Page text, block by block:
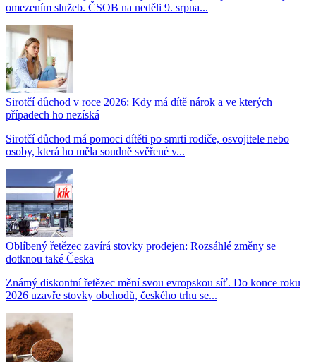
omezením služeb. ČSOB na neděli 9. srpna...
Sirotčí důchod v roce 2026: Kdy má dítě nárok a ve kterých
případech ho nezíská
Sirotčí důchod má pomoci dítěti po smrti rodiče, osvojitele nebo
osoby, která ho měla soudně svěřené v...
Oblíbený řetězec zavírá stovky prodejen: Rozsáhlé změny se
dotknou také Česka
Známý diskontní řetězec mění svou evropskou síť. Do konce roku
2026 uzavře stovky obchodů, českého trhu se...